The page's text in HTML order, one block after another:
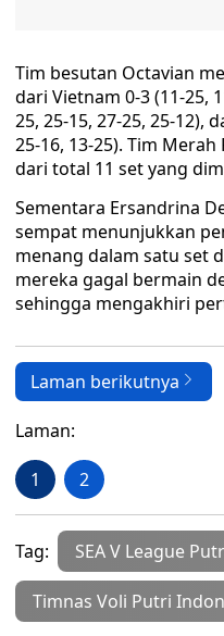
Tim besutan Octavian
dari Vietnam 0-3 (11-25,
25, 25-15, 27-25, 25-12),
25-16, 13-25). Tim
dari total 11 set yang
Sementara Ersandrina
sempat menunjukkan
menang dalam satu set
mereka gagal bermain
sehingga mengakhiri
Laman berikutnya
Laman:
1 2
Tag: SEA V League
Timnas Voli Putri